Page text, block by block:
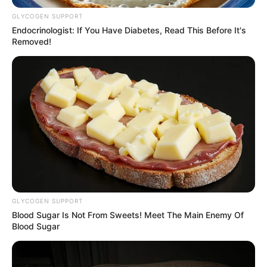
Versi Warga Thailand
Langka Banget! 10 Pose Lucu
Katak yang Bikin Ketawa
Gemes
GLYCOGEN SUPPORT
Endocrinologist: If You Have Diabetes, Read This Before It's
Removed!
GLYCOGEN SUPPORT
Blood Sugar Is Not From Sweets! Meet The Main Enemy Of
Blood Sugar